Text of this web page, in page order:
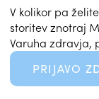
V kolikor pa
storitev znotraj
Varuha zdravja,
PRIJAVO